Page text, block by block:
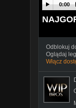
0:00
Odblokuj
Oglądaj
Włącz